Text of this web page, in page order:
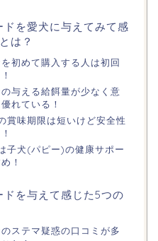
を愛犬に与えてみて感
は？
初めて購入する人は初回
与える給餌量が少なく意
れている！
賞味期限は短いけど安全性
子犬(パピー)の健康サポー
！
を与えて感じた5つの
ステマ疑惑の口コミが多